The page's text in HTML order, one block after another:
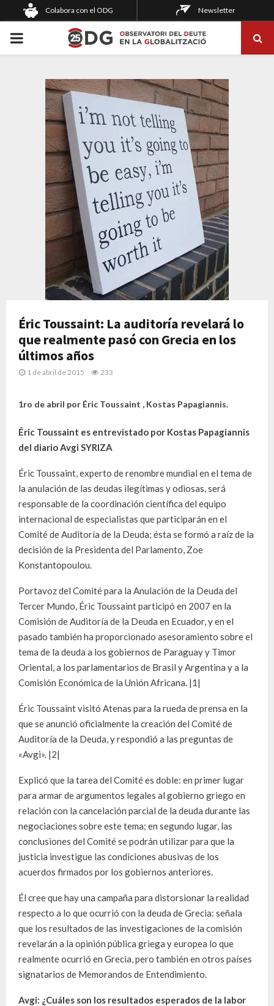
Colabora con el ODG Newsletter
PRIMARY
Éric Toussaint: La auditoría revelará lo
que realmente pasó con Grecia en los
últimos años
1 de abril de 2015 233
1ro de abril por Éric Toussaint , Kostas Papagiannis.
Éric Toussaint es entrevistado por Kostas Papagiannis
del diario Avgi SYRIZA
Éric Toussaint, experto de renombre mundial en el tema de
la anulación de las deudas ilegítimas y odiosas, será
responsable de la coordinación científica del equipo
internacional de especialistas que participarán en el
Comité de Auditoría de la Deuda; ésta se formó a raíz de la
decisión de la Presidenta del Parlamento, Zoe
Konstantopoulou.
Portavoz del Comité para la Anulación de la Deuda del
Tercer Mundo, Éric Toussaint participó en 2007 en la
Comisión de Auditoría de la Deuda en Ecuador, y en el
pasado también ha proporcionado asesoramiento sobre el
tema de la deuda a los gobiernos de Paraguay y Timor
Oriental, a los parlamentarios de Brasil y Argentina y a la
Comisión Económica de la Unión Africana. |1|
Éric Toussaint visitó Atenas para la rueda de prensa en la
que se anunció oficialmente la creación del Comité de
Auditoría de la Deuda, y respondió a las preguntas de
«Avgi». |2|
Explicó que la tarea del Comité es doble: en primer lugar
para armar de argumentos legales al gobierno griego en
relación con la cancelación parcial de la deuda durante las
negociaciones sobre este tema; en segundo lugar, las
conclusiones del Comité se podrán utilizar para que la
justicia investigue las condiciones abusivas de los
acuerdos firmados por los gobiernos anteriores.
Él cree que hay una campaña para distorsionar la realidad
respecto a lo que ocurrió con la deuda de Grecia: señala
que los resultados de las investigaciones de la comisión
revelarán a la opinión pública griega y europea lo que
realmente ocurrió en Grecia, pero también en otros países
signatarios de Memorandos de Entendimiento.
Avgi: ¿Cuáles son los resultados esperados de la labor